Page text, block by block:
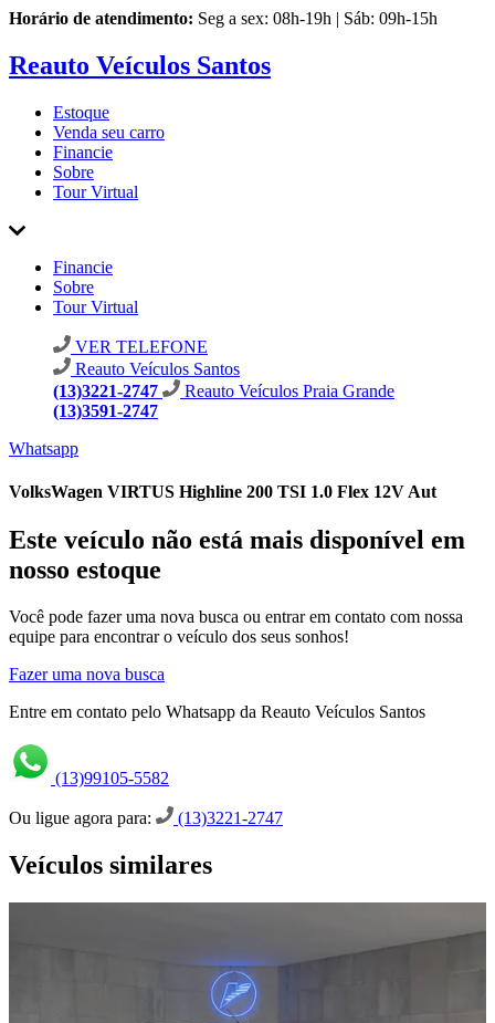
Horário de atendimento: Seg a sex: 08h-19h | Sáb: 09h-15h
Reauto Veículos Santos
Estoque
Venda seu carro
Financie
Sobre
Tour Virtual
Financie
Sobre
Tour Virtual
VER TELEFONE
Reauto Veículos Santos
(13)3221-2747
Reauto Veículos Praia Grande
(13)3591-2747
Whatsapp
VolksWagen VIRTUS Highline 200 TSI 1.0 Flex 12V Aut
Este veículo não está mais disponível em
nosso estoque
Você pode fazer uma nova busca ou entrar em contato com nossa
equipe para encontrar o veículo dos seus sonhos!
Fazer uma nova busca
Entre em contato pelo Whatsapp da Reauto Veículos Santos
(13)99105-5582
Ou ligue agora para: (13)3221-2747
Veículos similares